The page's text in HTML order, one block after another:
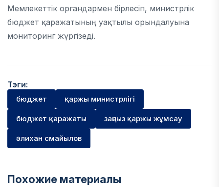
Мемлекеттік органдармен бірлесіп, министрлік
бюджет қаражатының уақтылы орындалуына
мониторинг жүргізеді.
Тэги:
бюджет қаржы министрлігі
бюджет қаражаты заңсыз қаржы жұмсау
әлихан смайылов
Похожие материалы